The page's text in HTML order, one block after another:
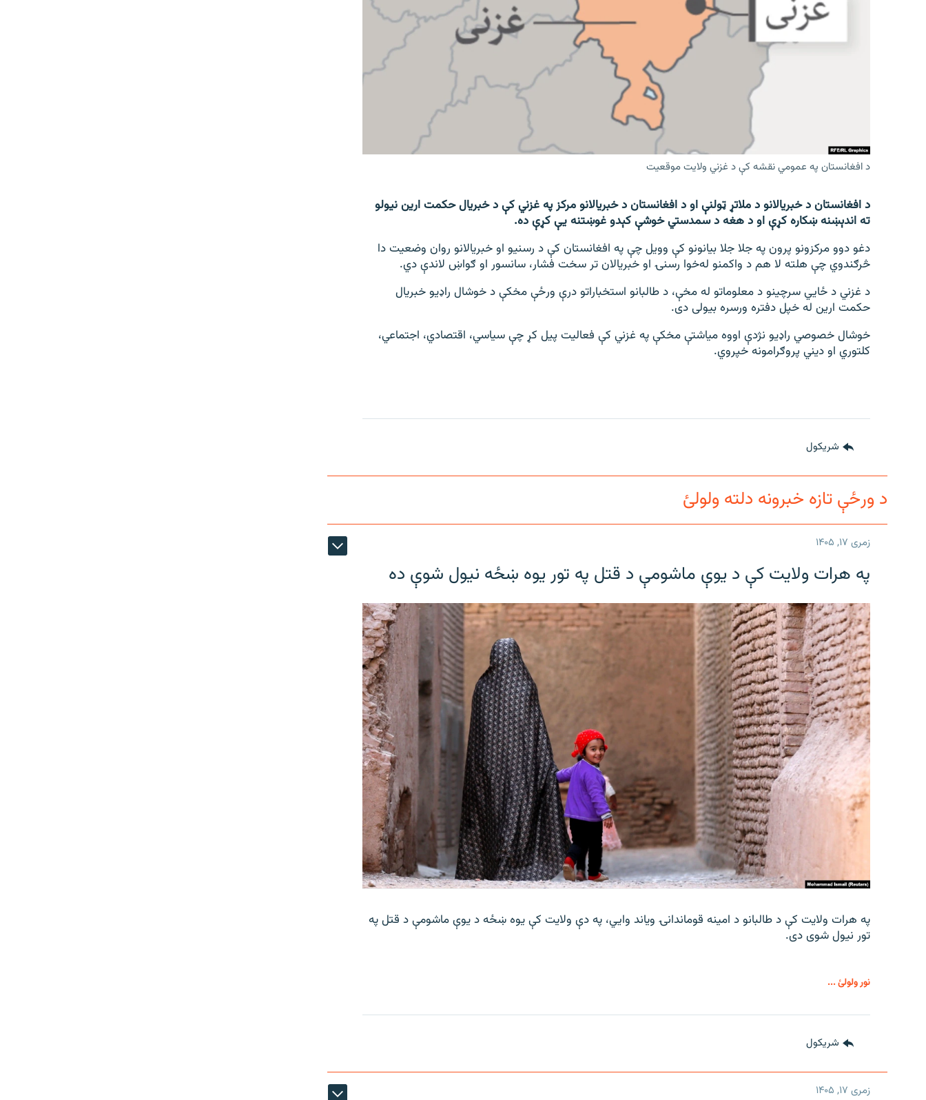
د افغانستان په عمومي نقشه کې د غزني ولایت موقعیت
د افغانستان د خبریالانو د ملاتړ ټولنې او د افغانستان د خبریالانو مرکز په غزني کې د خبریال حکمت ارین نیولو
ته اندېښنه ښکاره کړې او د هغه د سمدستي خوشې کېدو غوښتنه یې کړې ده.
دغو دوو مرکزونو پرون په جلا جلا بیانونو کې وویل چې په افغانستان کې د رسنیو او خبریالانو روان وضعیت دا
څرګندوي چې هلته لا هم د واکمنو له‌خوا رسنۍ او خبریالان تر سخت فشار، سانسور او ګواښ لاندې دي.
د غزني د ځایي سرچینو د معلوماتو له مخې، د طالبانو استخباراتو درې ورځې مخکې د خوشال راډیو خبریال
حکمت ارین له خپل دفتره ورسره بیولی دی.
خوشال خصوصي راډیو نژدې اووه میاشتې مخکې په غزني کې فعالیت پیل کړ چې سیاسي، اقتصادي، اجتماعي،
کلتوري او دیني پروګرامونه خپروي.
شريکول
د ورځې تازه خبرونه دلته ولولئ
زمری ۱۷, ۱۴۰۵
په هرات ولایت کې د یوې ماشومې د قتل په تور یوه ښځه نیول شوې ده
په هرات ولایت کې د طالبانو د امینه قوماندانۍ ویاند وايي، په دې ولایت کې یوه ښځه د یوې ماشومې د قتل په
تور نیول شوی دی.
نور ولولئ ...
شريکول
زمری ۱۷, ۱۴۰۵